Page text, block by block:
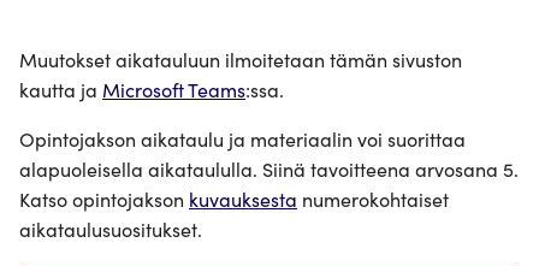
IPv4 osoitteet, aliverkot and
DHCP ja staattinen reititys
Laitteet ja kaapelointi
Ensimmäiset kytkimet
Aliverkkojen laskenta
Laitteiden osoitteistaminen
Muutokset aikatauluun ilmoitetaan tämän sivuston
kautta ja Microsoft Teams:ssa.
Opintojakson aikataulu ja materiaalin voi suorittaa
alapuoleisella aikataululla. Siinä tavoitteena arvosana 5.
Katso opintojakson kuvauksesta numerokohtaiset
aikataulusuositukset.